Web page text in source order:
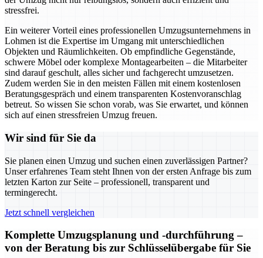
stressfrei.
Ein weiterer Vorteil eines professionellen Umzugsunternehmens in
Lohmen ist die Expertise im Umgang mit unterschiedlichen
Objekten und Räumlichkeiten. Ob empfindliche Gegenstände,
schwere Möbel oder komplexe Montagearbeiten – die Mitarbeiter
sind darauf geschult, alles sicher und fachgerecht umzusetzen.
Zudem werden Sie in den meisten Fällen mit einem kostenlosen
Beratungsgespräch und einem transparenten Kostenvoranschlag
betreut. So wissen Sie schon vorab, was Sie erwartet, und können
sich auf einen stressfreien Umzug freuen.
Wir sind für Sie da
Sie planen einen Umzug und suchen einen zuverlässigen Partner?
Unser erfahrenes Team steht Ihnen von der ersten Anfrage bis zum
letzten Karton zur Seite – professionell, transparent und
termingerecht.
Jetzt schnell vergleichen
Komplette Umzugsplanung und -durchführung –
von der Beratung bis zur Schlüsselübergabe für Sie